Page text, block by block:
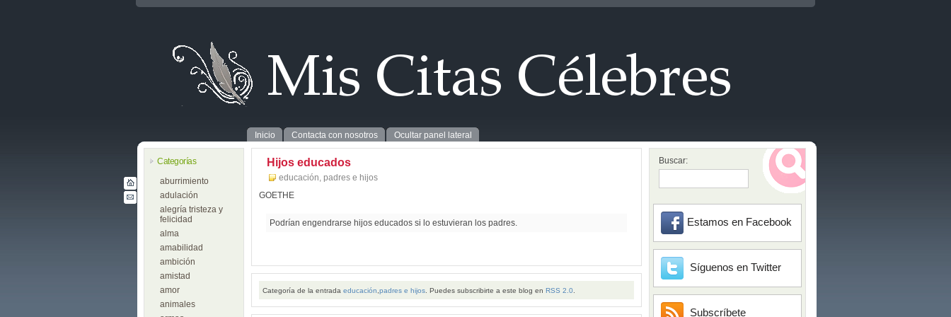
Inicio Contacta con nosotros Ocultar panel lateral
Categorías
aburrimiento
adulación
alegría tristeza y
felicidad
alma
amabilidad
ambición
amistad
amor
animales
Hijos educados
educación, padres e hijos
GOETHE
Podrían engendrarse hijos educados si lo estuvieran los padres.
Categoría de la entrada educación padres e hijos . Puedes subscribirte a este blog en RSS 2.0
Buscar:
Estamos en Facebook
Síguenos en Twitter
Subscríbete